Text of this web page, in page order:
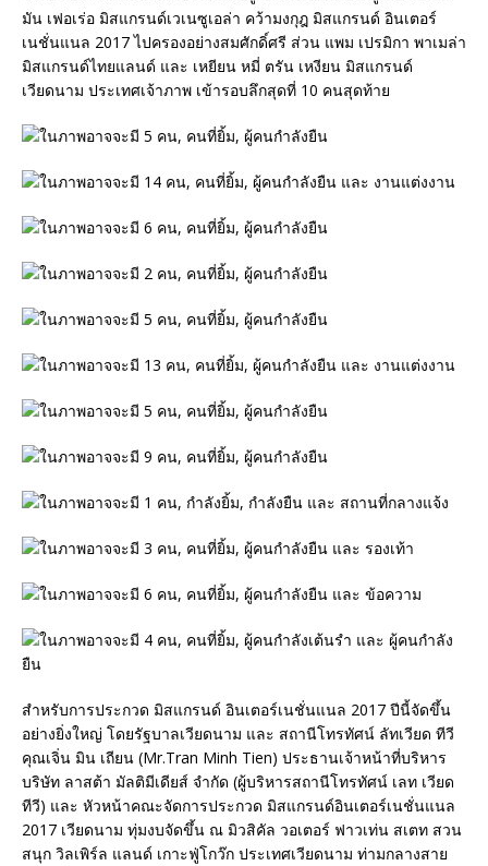
มัน เฟอเร่อ มิสแกรนด์เวเนซูเอล่า คว้ามงกุฎ มิสแกรนด์ อินเตอร์
เนชั่นแนล 2017 ไปครองอย่างสมศักดิ์ศรี ส่วน แพม เปรมิกา พาเมล่า
มิสแกรนด์ไทยแลนด์ และ เหยียน หมี่ ตรัน เหงียน มิสแกรนด์
เวียดนาม ประเทศเจ้าภาพ เข้ารอบลึกสุดที่ 10 คนสุดท้าย
สำหรับการประกวด มิสแกรนด์ อินเตอร์เนชั่นแนล 2017 ปีนี้จัดขึ้น
อย่างยิ่งใหญ่ โดยรัฐบาลเวียดนาม และ สถานีโทรทัศน์ ลัทเวียด ทีวี
คุณเจิ่น มิน เถียน (Mr.Tran Minh Tien) ประธานเจ้าหน้าที่บริหาร
บริษัท ลาสต้า มัลติมีเดียส์ จำกัด (ผู้บริหารสถานีโทรทัศน์ เลท เวียด
ทีวี) และ หัวหน้าคณะจัดการประกวด มิสแกรนด์อินเตอร์เนชั่นแนล
2017 เวียดนาม ทุ่มงบจัดขึ้น ณ มิวสิคัล วอเตอร์ ฟาวเท่น สเตท สวน
สนุก วิลเพิร์ล แลนด์ เกาะฟู่โกว๊ก ประเทศเวียดนาม ท่ามกลางสาย